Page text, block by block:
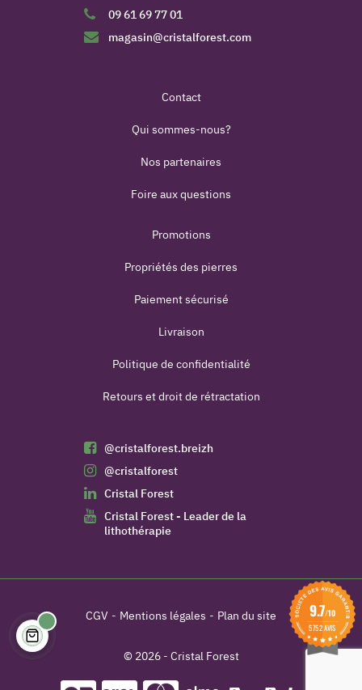
09 61 69 77 01
magasin@cristalforest.com
Contact
Qui sommes-nous?
Nos partenaires
Foire aux questions
Promotions
Propriétés des pierres
Paiement sécurisé
Livraison
Politique de confidentialité
Retours et droit de rétractation
@cristalforest.breizh
@cristalforest
Cristal Forest
Cristal Forest - Leader de la
lithothérapie
CGV Mentions légales Plan du site
© 2026 - Cristal Forest
9.7/10
5752 AVIS